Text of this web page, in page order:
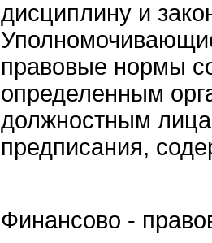
дисциплину и
правовые нормы
определенным
должностным
предписания,
Финансово -